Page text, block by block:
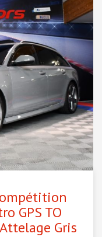
GPS TO
Gris